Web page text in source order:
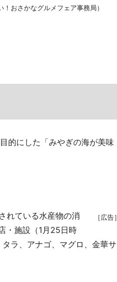
おさかなグルメフェア事務局）
的にした「みやぎの海が美味
［広告］
れている水産物の消
・施設（1月25日時
ラ、アナゴ、マグロ、金華サ